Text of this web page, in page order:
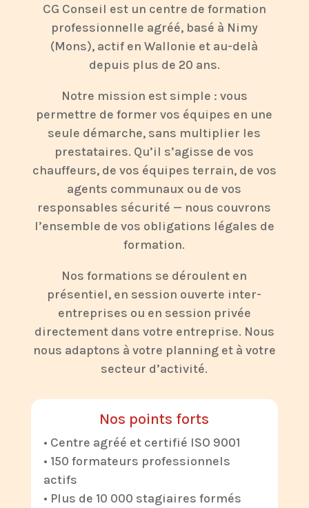
CG Conseil est un centre de formation
professionnelle agréé, basé à Nimy
(Mons), actif en Wallonie et au-delà
depuis plus de 20 ans.
Notre mission est simple : vous
permettre de former vos équipes en une
seule démarche, sans multiplier les
prestataires. Qu’il s’agisse de vos
chauffeurs, de vos équipes terrain, de vos
agents communaux ou de vos
responsables sécurité — nous couvrons
l’ensemble de vos obligations légales de
formation.
Nos formations se déroulent en
présentiel, en session ouverte inter-
entreprises ou en session privée
directement dans votre entreprise. Nous
nous adaptons à votre planning et à votre
secteur d’activité.
Nos points forts
• Centre agréé et certifié ISO 9001
• 150 formateurs professionnels
actifs
• Plus de 10 000 stagiaires formés